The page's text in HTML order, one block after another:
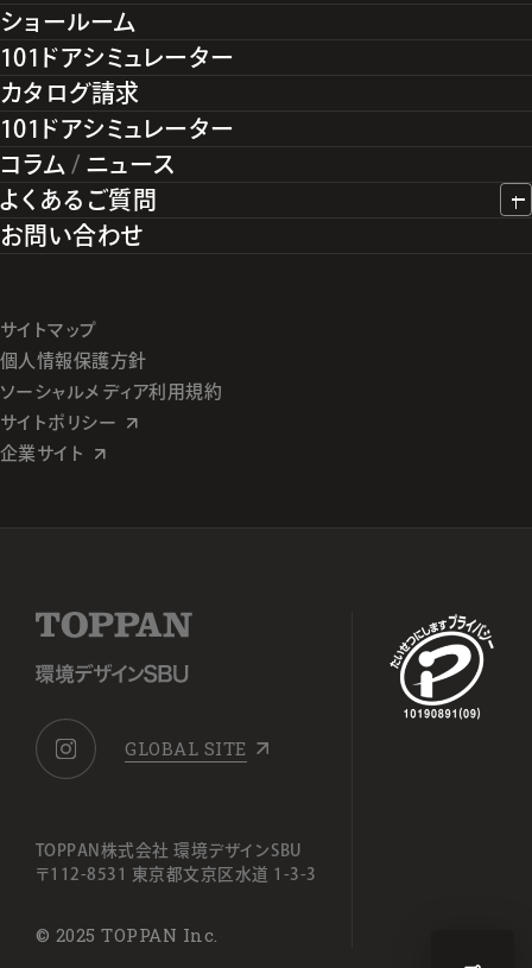
ショールーム
101ドアシミュレーター
カタログ請求
101ドアシミュレーター
コラム / ニュース
よくあるご質問
お問い合わせ
サイトマップ
個人情報保護方針
ソーシャルメディア利用規約
サイトポリシー
企業サイト
GLOBAL SITE
TOPPAN株式会社 環境デザインSBU
〒112-8531 東京都文京区水道 1-3-3
© 2025 TOPPAN Inc.